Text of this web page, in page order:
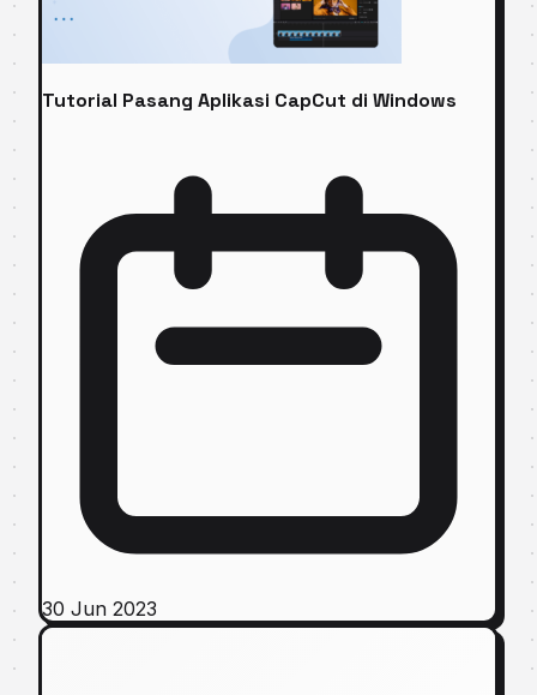
Tutorial Pasang Aplikasi CapCut di Windows
30 Jun 2023